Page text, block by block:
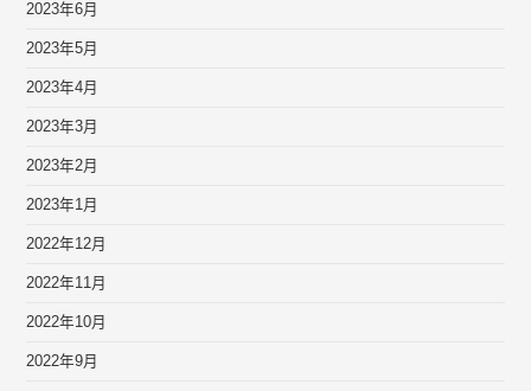
2023年6月
2023年5月
2023年4月
2023年3月
2023年2月
2023年1月
2022年12月
2022年11月
2022年10月
2022年9月